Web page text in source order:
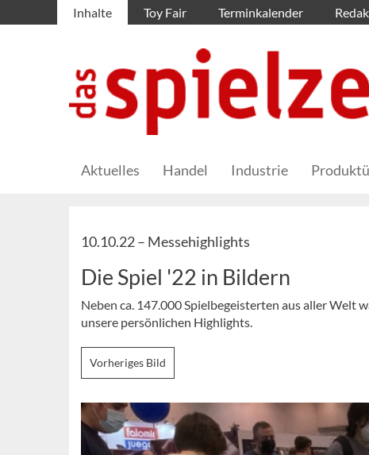
Inhalte Toy Fair Terminkalender
Aktuelles Handel Industrie
10.10.22 – Messehighlights
Die Spiel '22 in Bildern
Neben ca. 147.000 Spielbegeisterten aus aller Welt
unsere persönlichen Highlights.
Vorheriges Bild